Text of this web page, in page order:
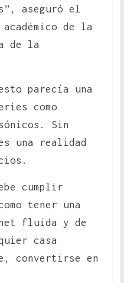
aseguró el
de la
de la
parecía una
como
Sin
una realidad
cumplir
tener una
fluida y de
casa
convertirse en